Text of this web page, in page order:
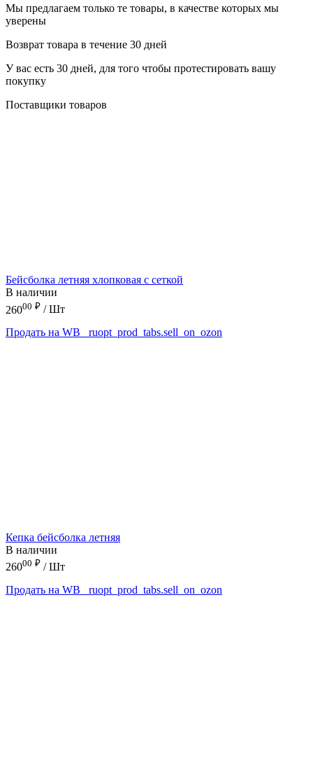
Мы предлагаем только те товары, в качестве которых мы
уверены
Возврат товара в течение 30 дней
У вас есть 30 дней, для того чтобы протестировать вашу
покупку
Поставщики товаров
Бейсболка летняя хлопковая с сеткой
В наличии
26000 ₽ / Шт
Продать на WB
_ruopt_prod_tabs.sell_on_ozon
Кепка бейсболка летняя
В наличии
26000 ₽ / Шт
Продать на WB
_ruopt_prod_tabs.sell_on_ozon